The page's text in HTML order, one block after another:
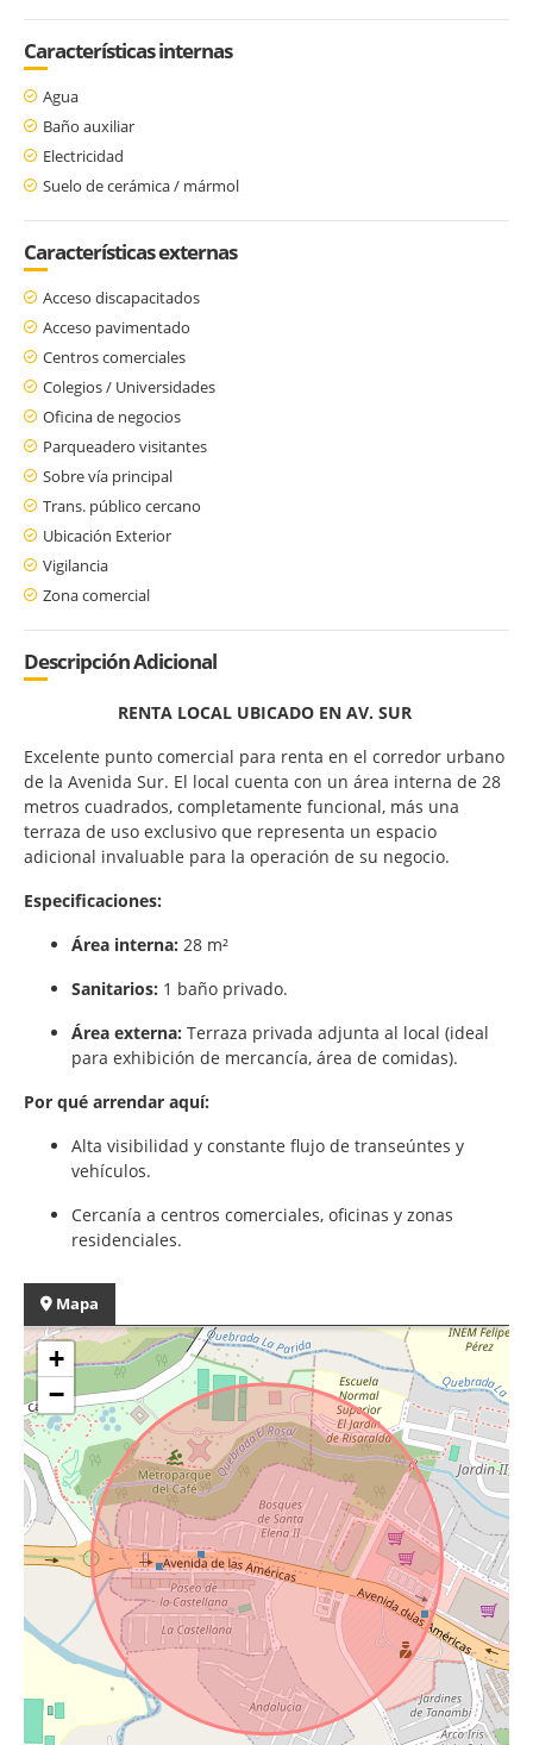
Características internas
Agua
Baño auxiliar
Electricidad
Suelo de cerámica / mármol
Características externas
Acceso discapacitados
Acceso pavimentado
Centros comerciales
Colegios / Universidades
Oficina de negocios
Parqueadero visitantes
Sobre vía principal
Trans. público cercano
Ubicación Exterior
Vigilancia
Zona comercial
Descripción Adicional
RENTA LOCAL UBICADO EN AV. SUR
Excelente punto comercial para renta en el corredor urbano
de la Avenida Sur. El local cuenta con un área interna de 28
metros cuadrados, completamente funcional, más una
terraza de uso exclusivo que representa un espacio
adicional invaluable para la operación de su negocio.
Especificaciones:
Área interna: 28 m²
Sanitarios: 1 baño privado.
Área externa: Terraza privada adjunta al local (ideal
para exhibición de mercancía, área de comidas).
Por qué arrendar aquí:
Alta visibilidad y constante flujo de transeúntes y
vehículos.
Cercanía a centros comerciales, oficinas y zonas
residenciales.
Mapa
+
−